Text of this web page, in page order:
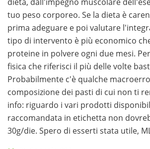
tuo peso corporeo. Se la dieta è
prima adeguare e poi valutare
tipo di intervento è più economico
proteine in polvere ogni due mesi.
fisica che riferisci il più delle volte
Probabilmente c'è qualche
composizione dei pasti di cui non ti
info: riguardo i vari prodotti
raccomandata in etichetta non
30g/die. Spero di esserti stata utile,